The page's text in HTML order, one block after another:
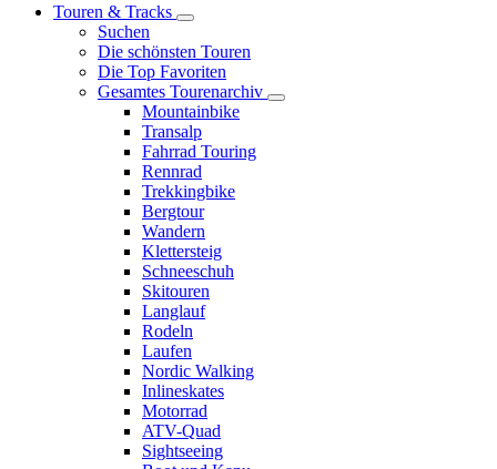
Touren & Tracks
Suchen
Die schönsten Touren
Die Top Favoriten
Gesamtes Tourenarchiv
Mountainbike
Transalp
Fahrrad Touring
Rennrad
Trekkingbike
Bergtour
Wandern
Klettersteig
Schneeschuh
Skitouren
Langlauf
Rodeln
Laufen
Nordic Walking
Inlineskates
Motorrad
ATV-Quad
Sightseeing